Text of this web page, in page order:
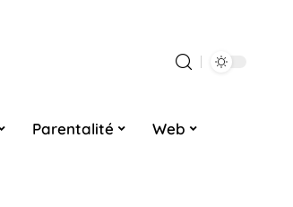
Parentalité Web